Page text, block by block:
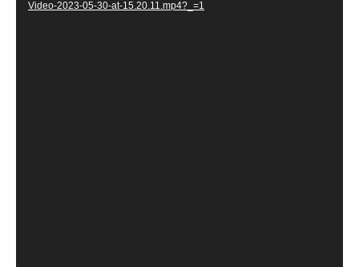
Video-2023-05-30-at-15.20.11.mp4?_=1